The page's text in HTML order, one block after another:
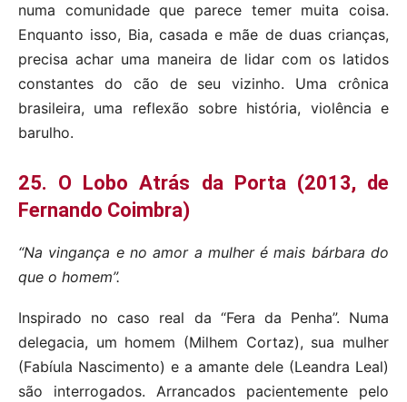
numa comunidade que parece temer muita coisa.
Enquanto isso, Bia, casada e mãe de duas crianças,
precisa achar uma maneira de lidar com os latidos
constantes do cão de seu vizinho. Uma crônica
brasileira, uma reflexão sobre história, violência e
barulho.
25. O Lobo Atrás da Porta (2013, de
Fernando Coimbra)
“Na vingança e no amor a mulher é mais bárbara do
que o homem”.
Inspirado no caso real da “Fera da Penha”. Numa
delegacia, um homem (Milhem Cortaz), sua mulher
(Fabíula Nascimento) e a amante dele (Leandra Leal)
são interrogados. Arrancados pacientemente pelo